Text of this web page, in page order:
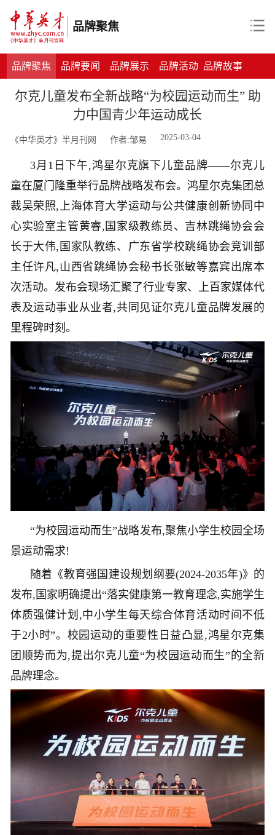
品牌聚焦
品牌聚焦 品牌要闻 品牌展示 品牌活动 品牌故事
尔克儿童发布全新战略“为校园运动而生” 助
力中国青少年运动成长
《中华英才》半月刊网 作者:邹易 2025-03-04
3月1日下午,鸿星尔克旗下儿童品牌——尔克儿
童在厦门隆重举行品牌战略发布会。鸿星尔克集团总
裁吴荣照,上海体育大学运动与公共健康创新协同中
心实验室主管黄睿,国家级教练员、吉林跳绳协会会
长于大伟,国家队教练、广东省学校跳绳协会竞训部
主任许凡,山西省跳绳协会秘书长张敏等嘉宾出席本
次活动。发布会现场汇聚了行业专家、上百家媒体代
表及运动事业从业者,共同见证尔克儿童品牌发展的
里程碑时刻。
“为校园运动而生”战略发布,聚焦小学生校园全场
景运动需求!
随着《教育强国建设规划纲要(2024-2035年)》的
发布,国家明确提出“落实健康第一教育理念,实施学生
体质强健计划,中小学生每天综合体育活动时间不低
于2小时”。校园运动的重要性日益凸显,鸿星尔克集
团顺势而为,提出尔克儿童“为校园运动而生”的全新
品牌理念。